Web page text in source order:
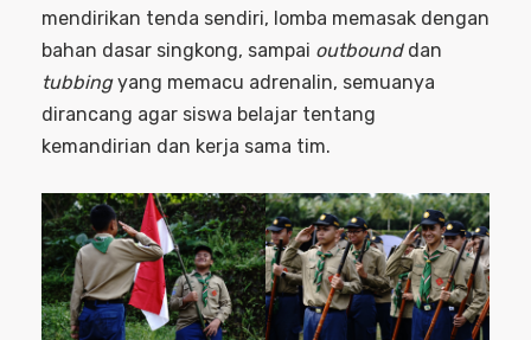
mendirikan tenda sendiri, lomba memasak dengan
bahan dasar singkong, sampai outbounddan
tubbingyang memacu adrenalin, semuanya
dirancang agar siswa belajar tentang
kemandirian dan kerja sama tim.